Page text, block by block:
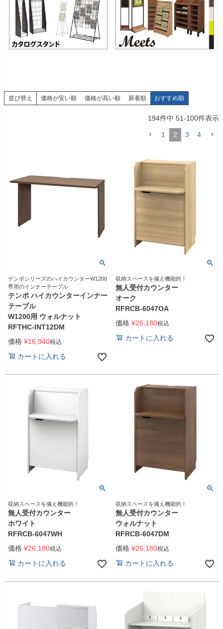
並び替え 価格が安い順 価格が高い順 新着順 おすすめ順
194件中 51-100件表示
1 2 3 4
テンポシリーズのハイカウンターW1200
専用のインナーテーブル
テンポ ハイカウンターインナー
テーブル
W1200用 ウォルナット
RFTHC-INT12DM
価格 ¥16,940税込
カートに入れる
収納スペースを備え機能的！
無人受付カウンター
オーク
RFRCB-6047OA
価格 ¥26,180税込
カートに入れる
収納スペースを備え機能的！
無人受付カウンター
ホワイト
RFRCB-6047WH
価格 ¥26,180税込
カートに入れる
収納スペースを備え機能的！
無人受付カウンター
ウォルナット
RFRCB-6047DM
価格 ¥26,180税込
カートに入れる